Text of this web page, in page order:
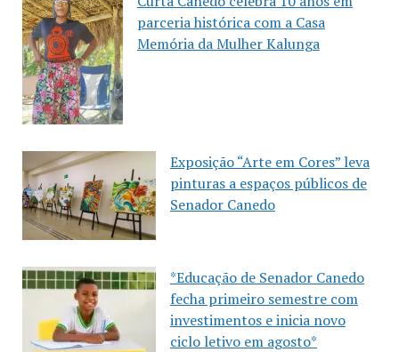
parceria histórica com a Casa
Memória da Mulher Kalunga
Exposição “Arte em Cores” leva
pinturas a espaços públicos de
Senador Canedo
*Educação de Senador Canedo
fecha primeiro semestre com
investimentos e inicia novo
ciclo letivo em agosto*